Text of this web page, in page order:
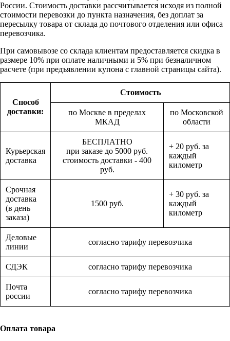
России. Стоимость доставки рассчитывается исходя из полной
стоимости перевозки до пункта назначения, без доплат за
пересылку товара от склада до почтового отделения или офиса
перевозчика.
При самовывозе со склада клиентам предоставляется скидка в
размере 10% при оплате наличными и 5% при безналичном
расчете (при предъявлении купона с главной страницы сайта).
Способ
доставки:
Стоимость
по Москве в пределах
МКАД
по Московской
области
Курьерская
доставка
БЕСПЛАТНО
при заказе до 5000 руб.
стоимость доставки - 400
руб.
+ 20 руб. за
каждый
километр
Срочная
доставка
(в день
заказа)
1500 руб.
+ 30 руб. за
каждый
километр
Деловые
линии
согласно тарифу перевозчика
СДЭК согласно тарифу перевозчика
Почта
россии
согласно тарифу перевозчика
Оплата товара